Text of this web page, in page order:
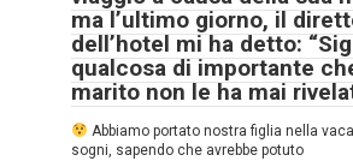
ma l’ultimo giorno, il
dell’hotel mi ha detto:
qualcosa di importante
marito non le ha mai
Abbiamo portato nostra figlia nella
sogni, sapendo che avrebbe potuto